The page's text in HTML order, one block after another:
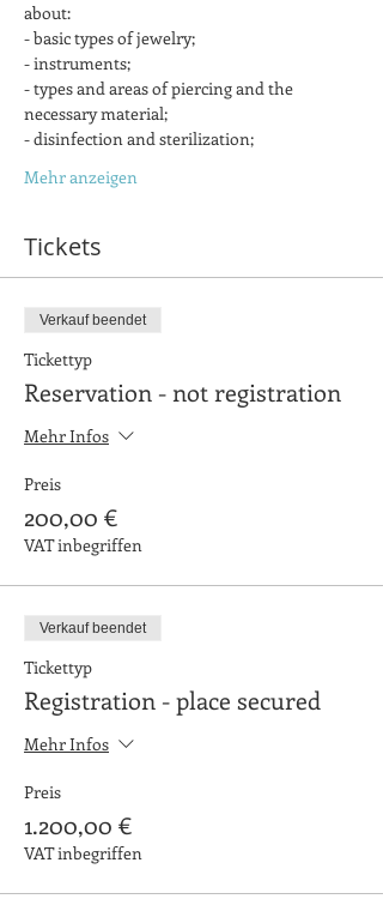
about:
- basic types of jewelry;
- instruments;
- types and areas of piercing and the
necessary material;
- disinfection and sterilization;
Mehr anzeigen
Tickets
Verkauf beendet
Tickettyp
Reservation - not registration
Mehr Infos
Preis
200,00 €
VAT inbegriffen
Verkauf beendet
Tickettyp
Registration - place secured
Mehr Infos
Preis
1.200,00 €
VAT inbegriffen